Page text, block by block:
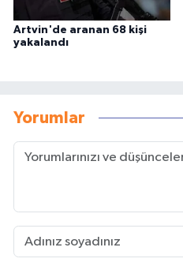
Artvin'de aranan 68 kişi
yakalandı
Yorumlar